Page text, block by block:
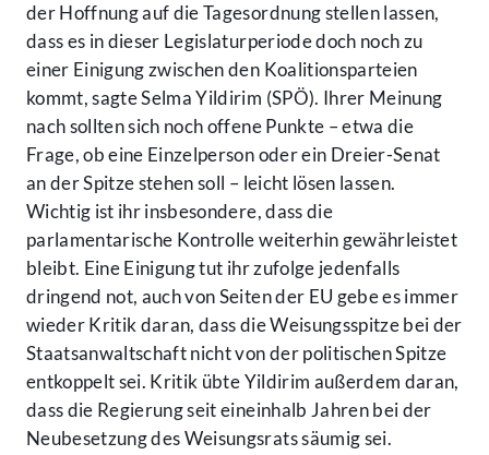
der Hoffnung auf die Tagesordnung stellen lassen,
dass es in dieser Legislaturperiode doch noch zu
einer Einigung zwischen den Koalitionsparteien
kommt, sagte Selma Yildirim (SPÖ). Ihrer Meinung
nach sollten sich noch offene Punkte – etwa die
Frage, ob eine Einzelperson oder ein Dreier-Senat
an der Spitze stehen soll – leicht lösen lassen.
Wichtig ist ihr insbesondere, dass die
parlamentarische Kontrolle weiterhin gewährleistet
bleibt. Eine Einigung tut ihr zufolge jedenfalls
dringend not, auch von Seiten der EU gebe es immer
wieder Kritik daran, dass die Weisungsspitze bei der
Staatsanwaltschaft nicht von der politischen Spitze
entkoppelt sei. Kritik übte Yildirim außerdem daran,
dass die Regierung seit eineinhalb Jahren bei der
Neubesetzung des Weisungsrats säumig sei.